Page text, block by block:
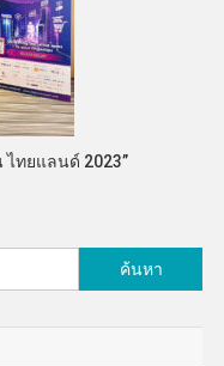
ไทยแลนด์ 2023”
สำหรับ: